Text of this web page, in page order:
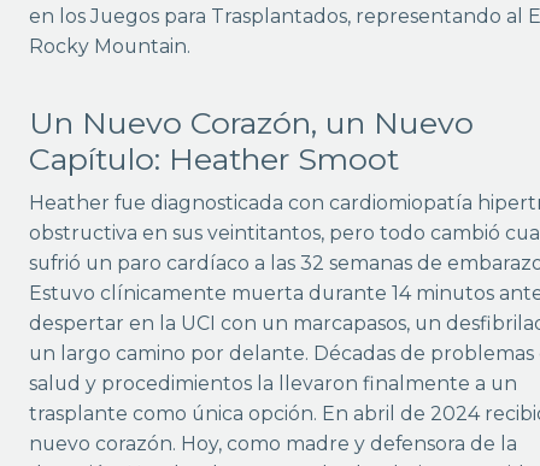
en los Juegos para Trasplantados, representando al
Rocky Mountain.
Un Nuevo Corazón, un Nuevo
Capítulo: Heather Smoot
Heather fue diagnosticada con cardiomiopatía
obstructiva en sus veintitantos, pero todo cambió
sufrió un paro cardíaco a las 32 semanas de
Estuvo clínicamente muerta durante 14 minutos
despertar en la UCI con un marcapasos, un
un largo camino por delante. Décadas de problemas
salud y procedimientos la llevaron finalmente a un
trasplante como única opción. En abril de 2024
nuevo corazón. Hoy, como madre y defensora de la